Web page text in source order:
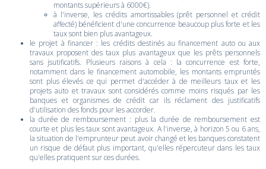
montants supérieurs à 6000€).
à l'inverse, les crédits amortissables (prêt personnel et crédit
affecté) bénéficient d'une concurrence beaucoup plus forte et les
taux sont bien plus avantageux.
le projet à financer : les crédits destinés au financement auto ou aux
travaux proposent des taux plus avantageux que les prêts personnels
sans jsutificatifs. Plusieurs raisons à cela : la concurrence est forte,
notamment dans le financement automobile, les montants empruntés
sont plus élevés ce qui permet d'accéder à de meilleurs taux et les
projets auto et travaux sont considérés comme moins risqués par les
banques et organismes de crédit car ils réclament des justificatifs
d'utilisation des fonds pour les accorder.
la durée de remboursement : plus la durée de remboursement est
courte et plus les taux sont avantageux. A l'inverse, à horizon 5 ou 6 ans,
la situation de l'emprunteur peut avoir changé et les banques constatent
un risque de défaut plus important, qu'elles répercuteur dans les taux
qu'elles pratiquent sur ces durées.